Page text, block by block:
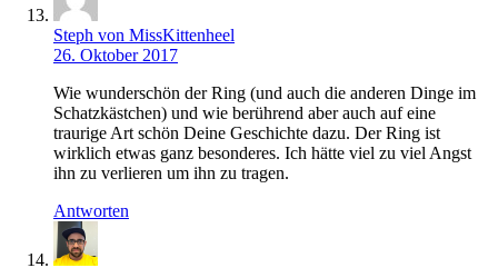
Steph von MissKittenheel
26. Oktober 2017
Wie wunderschön der Ring (und auch die anderen Dinge im
Schatzkästchen) und wie berührend aber auch auf eine
traurige Art schön Deine Geschichte dazu. Der Ring ist
wirklich etwas ganz besonderes. Ich hätte viel zu viel Angst
ihn zu verlieren um ihn zu tragen.
Antworten